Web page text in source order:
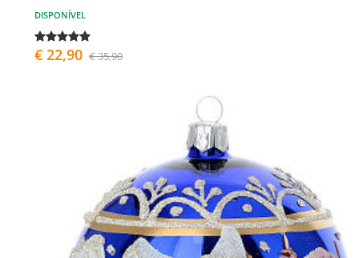
DISPONÍVEL
€ 22,90 € 35,90